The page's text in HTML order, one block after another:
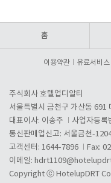
홈
이용약관 유료서비
주식회사 호텔업디알티
서울특별시 금천구 가산동 691
대표이사: 이송주
사업자등
통신판매업신고: 서울금천-
고객센터: 1644-7896
Fax:
이메일:
Copyright ⓒ HotelupDRT